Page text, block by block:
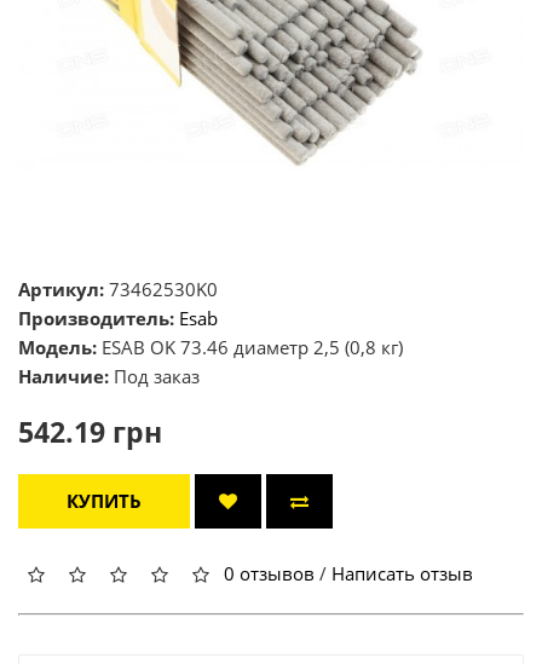
Артикул: 73462530K0
Производитель: Esab
Модель: ESAB OK 73.46 диаметр 2,5 (0,8 кг)
Наличие: Под заказ
542.19 грн
КУПИТЬ
0 отзывов / Написать отзыв